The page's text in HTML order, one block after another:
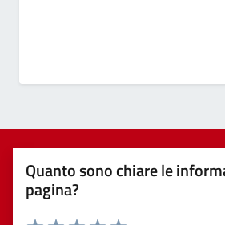
Quanto sono chiare le
pagina?